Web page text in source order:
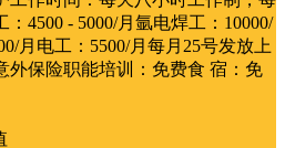
4500 - 5000/月氩电焊工：10000/
月电工：5500/月每月25号发放上
外保险职能培训：免费食 宿：免